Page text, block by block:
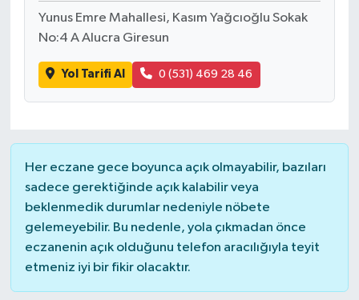
Yunus Emre Mahallesi, Kasım Yağcıoğlu Sokak
No:4 A Alucra Giresun
Yol Tarifi Al 0 (531) 469 28 46
Her eczane gece boyunca açık olmayabilir, bazıları
sadece gerektiğinde açık kalabilir veya
beklenmedik durumlar nedeniyle nöbete
gelemeyebilir. Bu nedenle, yola çıkmadan önce
eczanenin açık olduğunu telefon aracılığıyla teyit
etmeniz iyi bir fikir olacaktır.
Magazin
Bilim, Teknoloji